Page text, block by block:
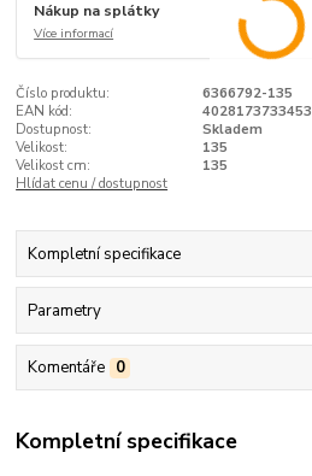
Nákup na splátky
Více informací
Číslo produktu:
6366792-135
EAN kód:
4028173733453
Dostupnost:
Skladem
Velikost:
135
Velikost cm:
135
Hlídat cenu / dostupnost
Kompletní specifikace
Parametry
Komentáře 0
Kompletní specifikace